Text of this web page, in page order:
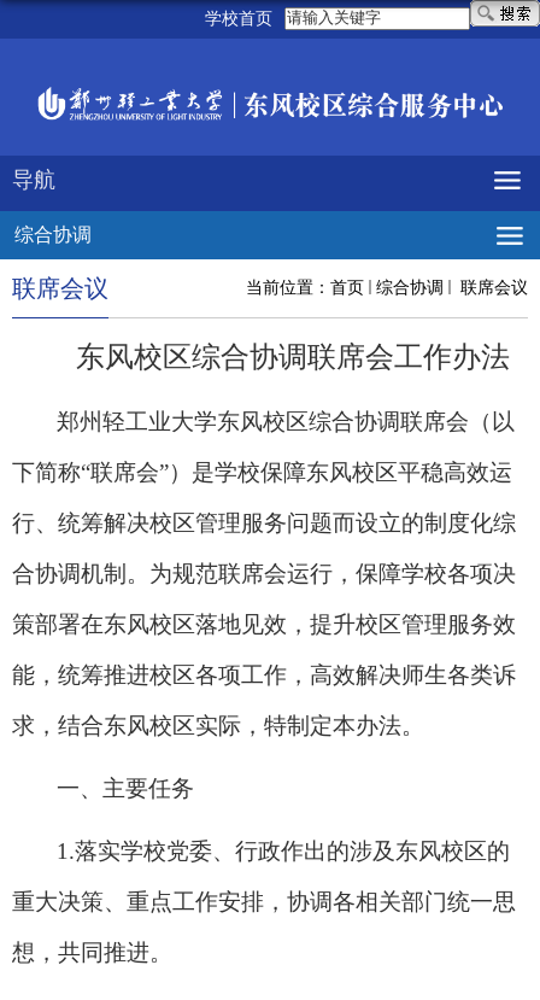
学校首页
导航
综合协调
当前位置： 首页 综合协调 联席会议
联席会议
东风校区综合协调联席会工作办法
郑州轻工业大学东风校区综合协调联席会（以
下简称“联席会”）是学校保障东风校区平稳高效运
行、统筹解决校区管理服务问题而设立的制度化综
合协调机制。为规范联席会运行，保障学校各项决
策部署在东风校区落地见效，提升校区管理服务效
能，统筹推进校区各项工作，高效解决师生各类诉
求，结合东风校区实际，特制定本办法。
一、主要任务
1.落实学校党委、行政作出的涉及东风校区的
重大决策、重点工作安排，协调各相关部门统一思
想，共同推进。